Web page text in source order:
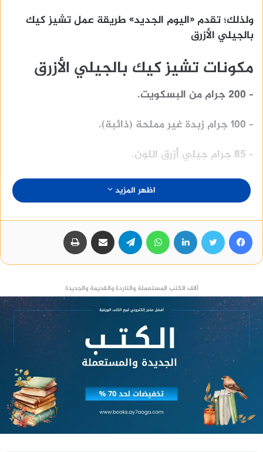
ولذلك؛ تقدم «اليوم الجديد» طريقة عمل تشيز كيك
بالجيلي الأزرق
مكونات تشيز كيك بالجيلي الأزرق
– 200 جرام من البسكويت.
– 100 جرام زبدة غير مملحة (ذائبة).
– 85 جرام جيلي أزرق اللون.
منصة وساطة لبيع العقارات مجانا
– ½ كوب ماء مغلي.
– 250 جراما من الجبن الكريمي.
– 300 مللي كريمة سميكة.
– شوكولاتة فرمسيل ملونة للتزيين.
جراب ايفون 11
خطوات عمل الكيك
اظهر المزيد
آلاف الكتب المستعملة والناردة والقديمة والجديدة